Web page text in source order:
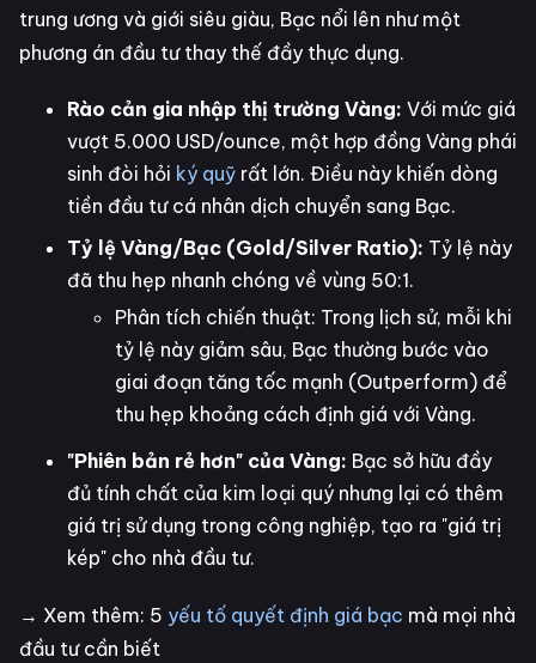
trung ương và giới siêu giàu, Bạc nổi lên như một
phương án đầu tư thay thế đầy thực dụng.
Rào cản gia nhập thị trường Vàng: Với mức giá
vượt 5.000 USD/ounce, một hợp đồng Vàng phái
sinh đòi hỏi ký quỹ rất lớn. Điều này khiến dòng
tiền đầu tư cá nhân dịch chuyển sang Bạc.
Tỷ lệ Vàng/Bạc (Gold/Silver Ratio): Tỷ lệ này
đã thu hẹp nhanh chóng về vùng 50:1.
Phân tích chiến thuật: Trong lịch sử, mỗi khi
tỷ lệ này giảm sâu, Bạc thường bước vào
giai đoạn tăng tốc mạnh (Outperform) để
thu hẹp khoảng cách định giá với Vàng.
"Phiên bản rẻ hơn" của Vàng: Bạc sở hữu đầy
đủ tính chất của kim loại quý nhưng lại có thêm
giá trị sử dụng trong công nghiệp, tạo ra "giá trị
kép" cho nhà đầu tư.
→ Xem thêm: 5 yếu tố quyết định giá bạc mà mọi nhà
đầu tư cần biết